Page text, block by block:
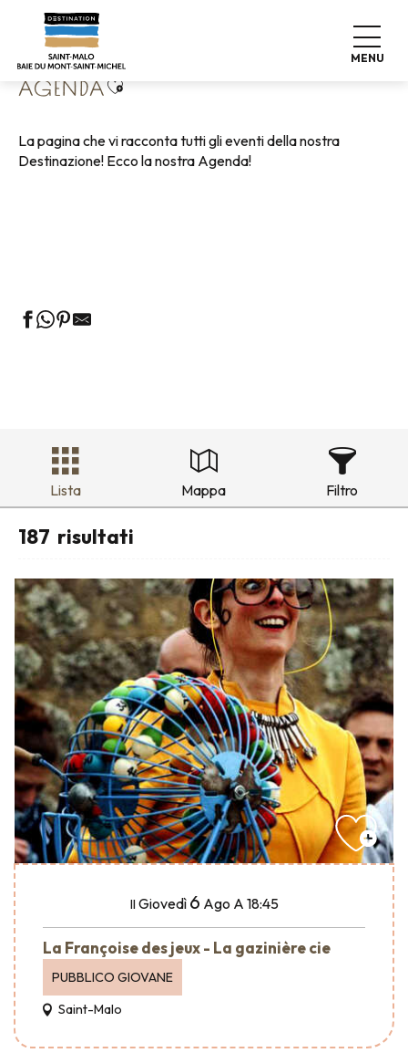
contenu
principal
MENU
Home Vivere come a casa
AGENDAAjouter aux favoris
La pagina che vi racconta tutti gli eventi della nostra
Destinazione! Ecco la nostra Agenda!
Lista Mappa Filtro
187 risultati
IlGiovedì 6 Ago A 18:45
La Françoise des jeux - La gazinière cie
PUBBLICO GIOVANE
Saint-Malo